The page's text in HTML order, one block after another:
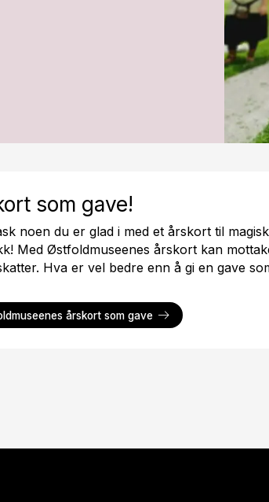
som gave!
noen du er glad i med et årskort til
Med Østfoldmuseenes årskort kan
Hva er vel bedre enn å gi en gave
årskort som gave